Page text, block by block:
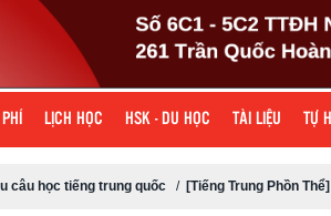
LỊCH HỌC HSK - DU HỌC TÀI LIỆU TỰ
câu học tiếng trung quốc/ [Tiếng Trung Phồn